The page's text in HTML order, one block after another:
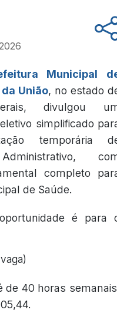
Municipal
União, no estado
divulgou
simplificado
temporária
completo
de Saúde.
é para
de 40 horas